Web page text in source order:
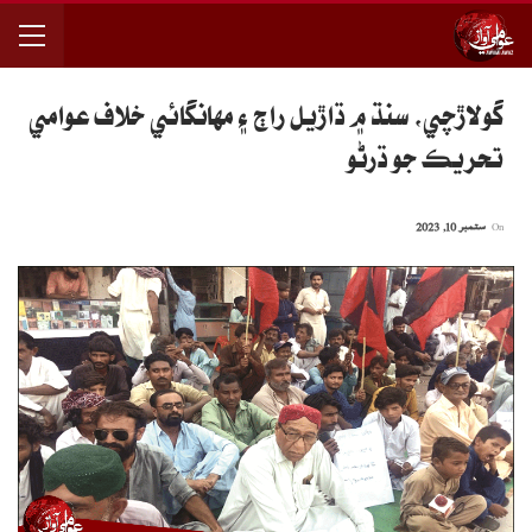
گولاڙچي، سنڌ ۾ ڌاڙيل راڄ ۽ مهانگائي خلاف عوامي
تحريڪ جو ڌرڻو